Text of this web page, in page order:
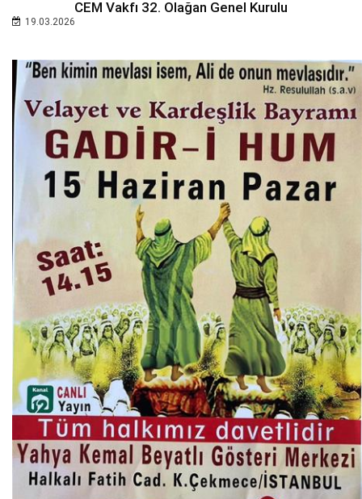
CEM Vakfı 32. Olağan Genel Kurulu
19.03.2026